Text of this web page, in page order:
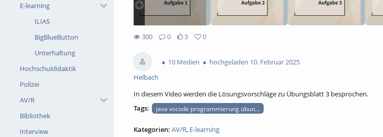
E-learning
ILIAS
BigBlueButton
Unterhaltung
Hochschuldidaktik
Polizei
AV/R
Bibliothek
Interview
300
0
3
0
Helbach
10 Medien hochgeladen 10. Februar 2025
In diesem Video werden die Lösungsvorschläge zu Übungsblatt 3 besprochen.
Tags:
java vscode programmierung übungsblatt
Kategorien: AV/R, E-learning